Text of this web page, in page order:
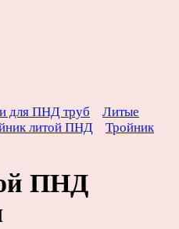
для ПНД труб
Литые
литой ПНД
Тройник
ПНД